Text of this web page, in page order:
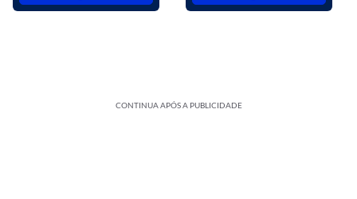
CONTINUA APÓS A PUBLICIDADE